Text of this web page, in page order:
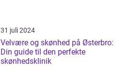
31 juli 2024
Velvære og skønhed på Østerbro:
Din guide til den perfekte
skønhedsklinik